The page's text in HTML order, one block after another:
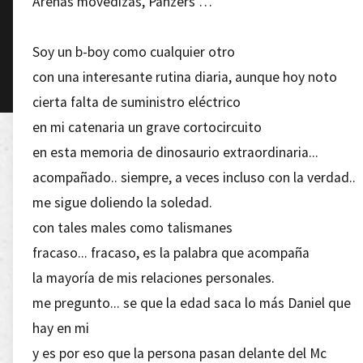
Soy un b-boy como cualquier otro
con una interesante rutina diaria, aunque hoy noto
cierta falta de suministro eléctrico
en mi catenaria un grave cortocircuito
en esta memoria de dinosaurio extraordinaria...
acompañado.. siempre, a veces incluso con la verdad..
me sigue doliendo la soledad.
con tales males como talismanes
fracaso... fracaso, es la palabra que acompaña
la mayoría de mis relaciones personales.
me pregunto... se que la edad saca lo más Daniel que
hay en mi
y es por eso que la persona pasan delante del Mc